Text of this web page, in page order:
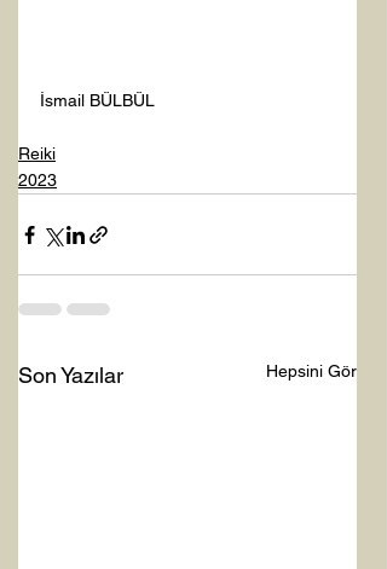
İsmail BÜLBÜL
Reiki
2023
Son Yazılar Hepsini Gör